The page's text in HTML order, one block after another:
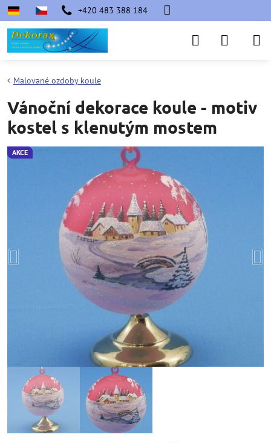
+420 483 388 184
AKCE
Malované ozdoby koule
Vánoční dekorace koule - motiv
kostel s klenutým mostem